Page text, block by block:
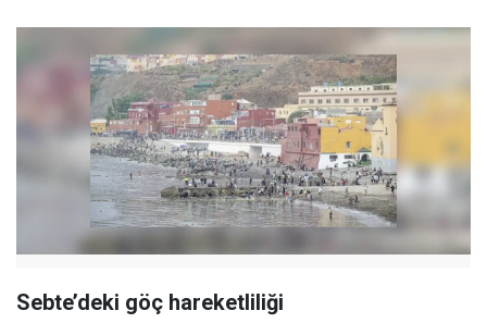
Sebte’deki göç hareketliliği